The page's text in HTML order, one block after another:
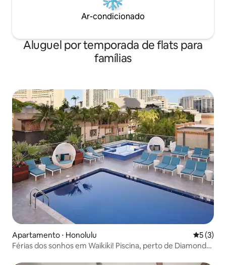
Ar-condicionado
Aluguel por temporada de flats para
famílias
Apartamento ⋅ Honolulu 5 de
5 (3)
Férias dos sonhos em Waikiki! Piscina, perto de Diamond